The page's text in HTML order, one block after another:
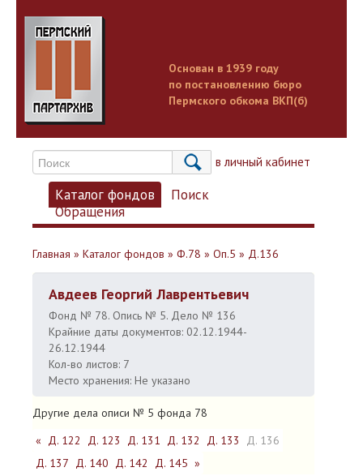
Основан в 1939 году
по постановлению бюро
Пермского обкома ВКП(б)
Вход в личный кабинет
Каталог фондов
Поиск
Обращения
Главная » Каталог фондов » Ф.78 » Оп.5 » Д.136
Авдеев Георгий Лаврентьевич
Фонд № 78. Опись № 5. Дело № 136
Крайние даты документов: 02.12.1944-
26.12.1944
Кол-во листов: 7
Место хранения: Не указано
Другие дела описи № 5 фонда 78
« Д. 122 Д. 123 Д. 131 Д. 132 Д. 133
Д. 136
Д. 137 Д. 140 Д. 142 Д. 145 »